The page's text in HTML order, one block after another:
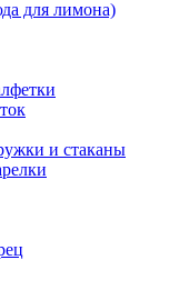
для лимона)
и стаканы